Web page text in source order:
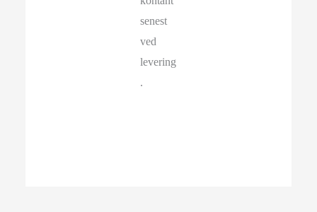
senest
ved
levering
.